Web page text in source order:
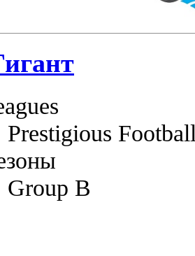
Prestigious
Group B